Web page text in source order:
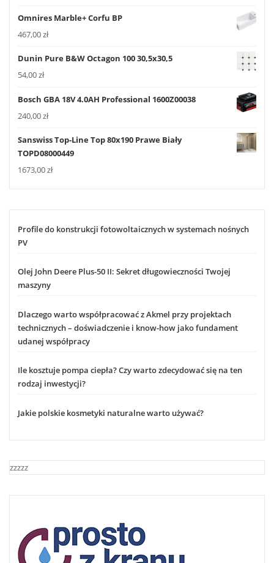
Omnires Marble+ Corfu BP
467,00zł
Dunin Pure B&W Octagon 100 30,5x30,5
54,00zł
Bosch GBA 18V 4.0AH Professional 1600Z00038
240,00zł
Sanswiss Top-Line Top 80x190 Prawe Biały
TOPD08000449
1673,00zł
Profile do konstrukcji fotowoltaicznych w systemach nośnych
PV
Olej John Deere Plus-50 II: Sekret długowieczności Twojej
maszyny
Dlaczego warto współpracować z Akmel przy projektach
technicznych – doświadczenie i know-how jako fundament
udanej współpracy
Ile kosztuje pompa ciepła? Czy warto zdecydować się na ten
rodzaj inwestycji?
Jakie polskie kosmetyki naturalne warto używać?
zzzzz